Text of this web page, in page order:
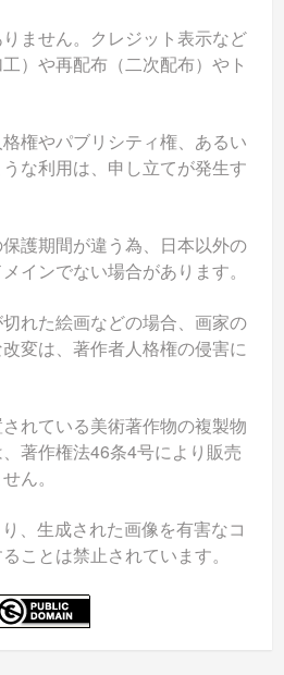
ません。クレジット表示など
）や再配布（二次配布）やト
権やパブリシティ権、あるい
な利用は、申し立てが発生す
護期間が違う為、日本以外の
インでない場合があります。
れた絵画などの場合、画家の
変は、著作者人格権の侵害に
れている美術著作物の複製物
、著作権法46条4号により販売
ん。
、生成された画像を有害なコ
ことは禁止されています。